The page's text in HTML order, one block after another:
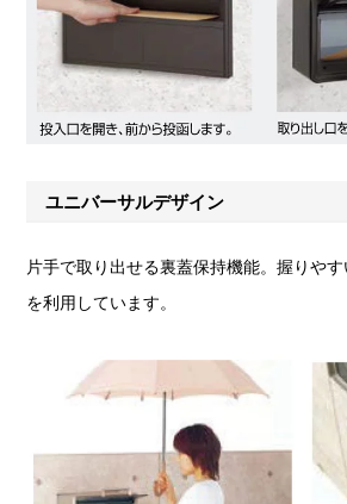
ユニバーサルデザイン
片手で取り出せる裏蓋保持機能。握りや
を利用しています。